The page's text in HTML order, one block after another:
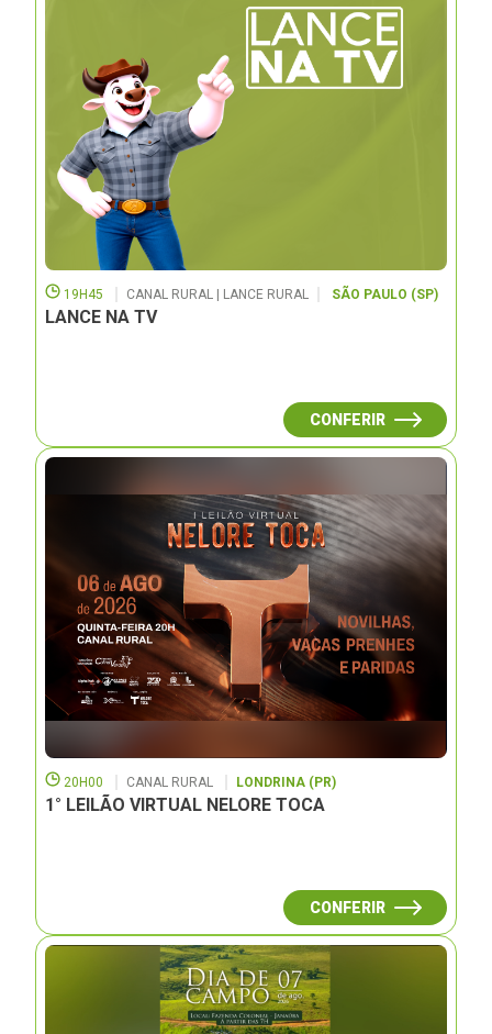
19H45 CANAL RURAL | LANCE RURAL SÃO PAULO (SP)
LANCE NA TV
CONFERIR
20H00 CANAL RURAL LONDRINA (PR)
1° LEILÃO VIRTUAL NELORE TOCA
CONFERIR